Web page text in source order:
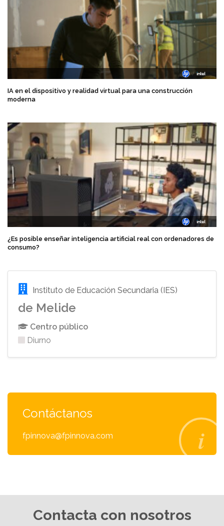
IA en el dispositivo y realidad virtual para una construcción
moderna
¿Es posible enseñar inteligencia artificial real con ordenadores de
consumo?
Instituto de Educación Secundaria (IES)
de Melide
Centro público
Diurno
Contáctanos
fpinnova@fpinnova.com
Contacta con nosotros